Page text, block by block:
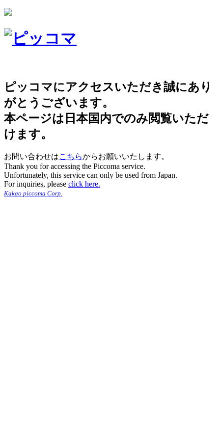
ピッコマにアクセスいただき誠にあり
がとうございます。
本ページは日本国内でのみ閲覧いただ
けます。
お問い合わせはこちらからお願いいたします。
Thank you for accessing the Piccoma service.
Unfortunately, this service can only be used from Japan.
For inquiries, please click here.
Kakao piccoma Corp.